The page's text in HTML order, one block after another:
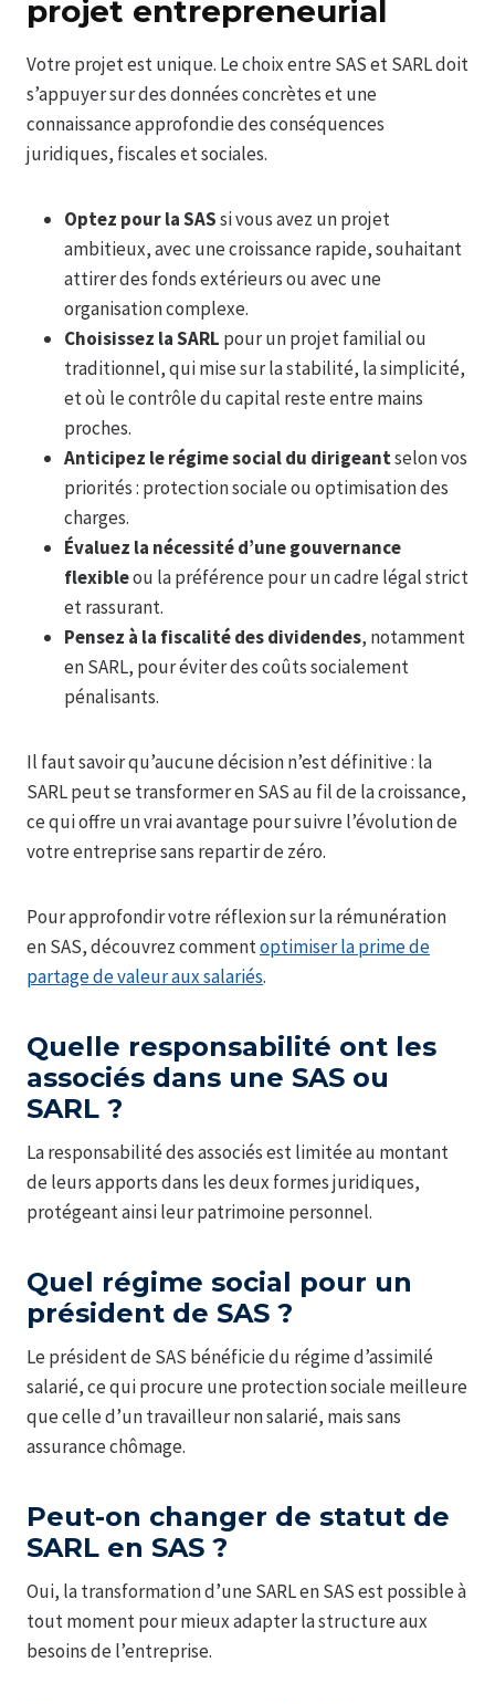
projet entrepreneurial
Votre projet est unique. Le choix entre SAS et SARL doit
s’appuyer sur des données concrètes et une
connaissance approfondie des conséquences
juridiques, fiscales et sociales.
Optez pour la SASsi vous avez un projet
ambitieux, avec une croissance rapide, souhaitant
attirer des fonds extérieurs ou avec une
organisation complexe.
Choisissez la SARL pour un projet familial ou
traditionnel, qui mise sur la stabilité, la simplicité,
et où le contrôle du capital reste entre mains
proches.
Anticipez le régime social du dirigeantselon vos
priorités : protection sociale ou optimisation des
charges.
Évaluez la nécessité d’une gouvernance
flexibleou la préférence pour un cadre légal strict
et rassurant.
Pensez à la fiscalité des dividendes, notamment
en SARL, pour éviter des coûts socialement
pénalisants.
Il faut savoir qu’aucune décision n’est définitive : la
SARL peut se transformer en SAS au fil de la croissance,
ce qui offre un vrai avantage pour suivre l’évolution de
votre entreprise sans repartir de zéro.
Pour approfondir votre réflexion sur la rémunération
en SAS, découvrez commentoptimiser la prime de
partage de valeur aux salariés.
Quelle responsabilité ont les
associés dans une SAS ou
SARL ?
La responsabilité des associés est limitée au montant
de leurs apports dans les deux formes juridiques,
protégeant ainsi leur patrimoine personnel.
Quel régime social pour un
président de SAS ?
Le président de SAS bénéficie du régime d’assimilé
salarié, ce qui procure une protection sociale meilleure
que celle d’un travailleur non salarié, mais sans
assurance chômage.
Peut-on changer de statut de
SARL en SAS ?
Oui, la transformation d’une SARL en SAS est possible à
tout moment pour mieux adapter la structure aux
besoins de l’entreprise.